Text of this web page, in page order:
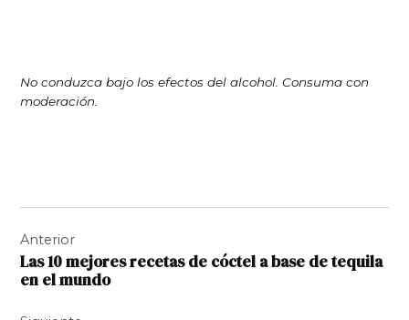
No conduzca bajo los efectos del alcohol. Consuma con
moderación.
de
entradas
Anterior
Las 10 mejores recetas de cóctel a base de tequila
en el mundo